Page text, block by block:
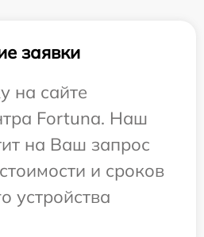
заявки
на сайте
Fortuna. Наш
на Ваш запрос
и сроков
устройства